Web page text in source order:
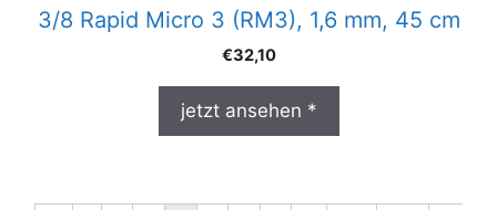
3/8 Rapid Micro 3 (RM3), 1,6 mm, 45 cm
€32,10
jetzt ansehen *